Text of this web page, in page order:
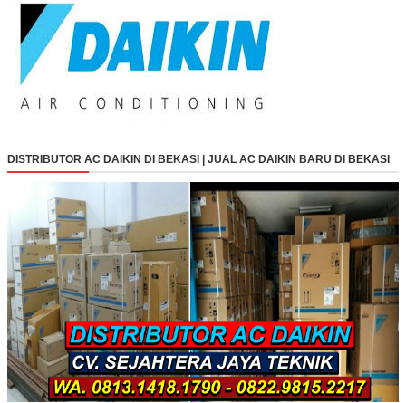
DISTRIBUTOR AC DAIKIN DI BEKASI | JUAL AC DAIKIN BARU DI BEKASI